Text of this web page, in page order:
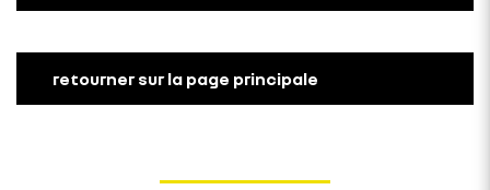
retourner sur la page principale